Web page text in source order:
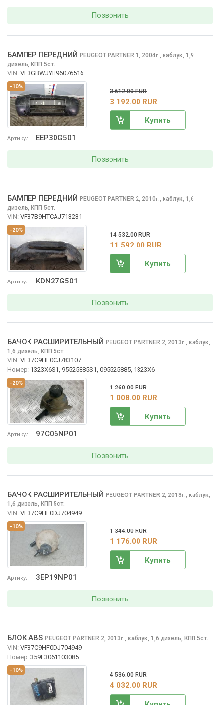
Позвонить
-10%
Артикул EEP30G501
БАМПЕР ПЕРЕДНИЙ PEUGEOT PARTNER 1, 2004г.
каблук, 1,9
дизель, КПП 5ст.
VIN: VF3GBWJYB96076516
3 612.00 RUR
3 192.00 RUR
Купить
Позвонить
-20%
Артикул KDN27G501
БАМПЕР ПЕРЕДНИЙ PEUGEOT PARTNER 2, 2010г. каблук, 1,6
дизель, КПП 5ст.
VIN: VF37B9HTCAJ713231
14 532.00 RUR
11 592.00 RUR
Купить
Позвонить
-20%
Артикул 97C06NP01
БАЧОК РАСШИРИТЕЛЬНЫЙ PEUGEOT PARTNER 2, 2013г. каблук,
1,6 дизель, КПП 5ст.
VIN: VF37C9HF0CJ783107
Номер: 1323X6S1, 95525885S1, 095525885, 1323X6
1 260.00 RUR
1 008.00 RUR
Купить
Позвонить
-10%
Артикул 3EP19NP01
БАЧОК РАСШИРИТЕЛЬНЫЙ PEUGEOT PARTNER 2, 2013г. каблук,
1,6 дизель, КПП 5ст.
VIN: VF37C9HF0DJ704949
1 344.00 RUR
1 176.00 RUR
Купить
Позвонить
-10%
БЛОК ABS PEUGEOT PARTNER 2, 2013г., каблук, 1,6 дизель, КПП 5ст.
VIN: VF37C9HF0DJ704949
Номер: 359L3061103085
4 536.00 RUR
4 032.00 RUR